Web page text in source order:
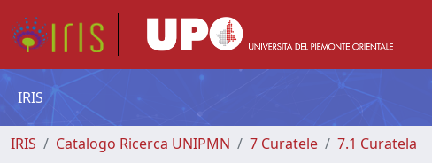
IRIS
IRIS Catalogo Ricerca UNIPMN 7 Curatele 7.1 Curatela